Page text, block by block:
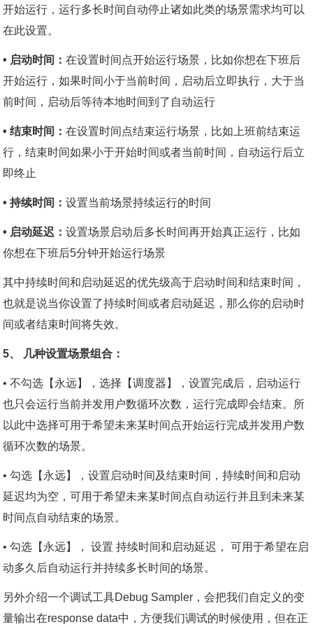
开始运行，运行多长时间自动停止诸如此类的场景需求均可以
在此设置。
• 启动时间：在设置时间点开始运行场景，比如你想在下班后
开始运行，如果时间小于当前时间，启动后立即执行，大于当
前时间，启动后等待本地时间到了自动运行
• 结束时间：在设置时间点结束运行场景，比如上班前结束运
行，结束时间如果小于开始时间或者当前时间，自动运行后立
即终止
• 持续时间：设置当前场景持续运行的时间
• 启动延迟：设置场景启动后多长时间再开始真正运行，比如
你想在下班后5分钟开始运行场景
其中持续时间和启动延迟的优先级高于启动时间和结束时间，
也就是说当你设置了持续时间或者启动延迟，那么你的启动时
间或者结束时间将失效。
5、 几种设置场景组合：
• 不勾选【永远】，选择【调度器】，设置完成后，启动运行
也只会运行当前并发用户数循环次数，运行完成即会结束。所
以此中选择可用于希望未来某时间点开始运行完成并发用户数
循环次数的场景。
• 勾选【永远】，设置启动时间及结束时间，持续时间和启动
延迟均为空，可用于希望未来某时间点自动运行并且到未来某
时间点自动结束的场景。
• 勾选【永远】， 设置 持续时间和启动延迟， 可用于希望在启
动多久后自动运行并持续多长时间的场景。
另外介绍一个调试工具Debug Sampler，会把我们自定义的变
量输出在response data中，方便我们调试的时候使用，但在正